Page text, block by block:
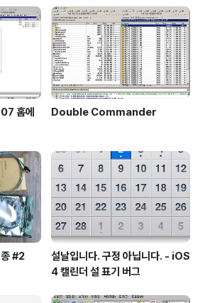
홈에
Double Commander
#2
설날입니다. 구정 아닙니다. - iOS
4 캘린더 설 표기 버그